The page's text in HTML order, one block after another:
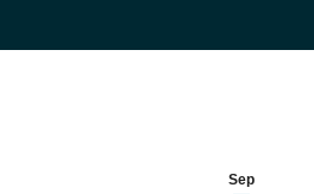
Sep